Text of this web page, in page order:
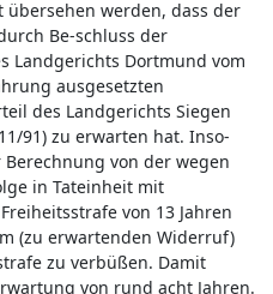
werden, dass der
Be-schluss der
Landgerichts Dortmund vom
ausgesetzten
des Landgerichts Siegen
91) zu erwarten hat. Inso-
von der wegen
in Tateinheit mit
von 13 Jahren
(zu erwartenden Widerruf)
zu verbüßen. Damit
von rund acht Jahren.